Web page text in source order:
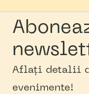
Aflați detalii
evenimente!